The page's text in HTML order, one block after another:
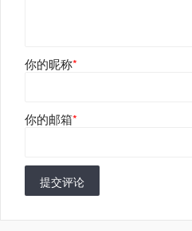
你的昵称*
你的邮箱*
提交评论